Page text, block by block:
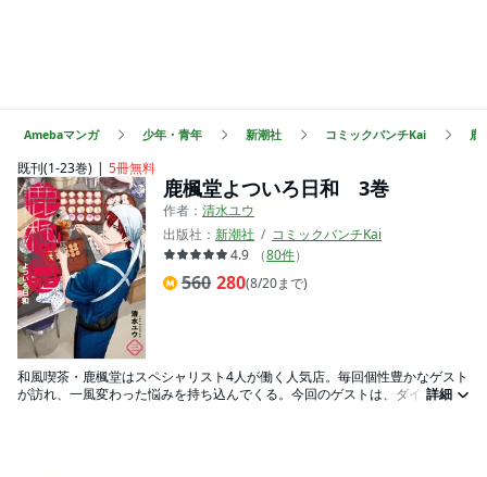
Amebaマンガ 少年・青年 新潮社 コミックバンチKai 鹿
既刊(1-23巻) 5冊無料
鹿楓堂よついろ日和 3巻
作者： 清水ユウ
出版社： 新潮社
コミックバンチKai
4.9
（80件）
560 280(8/20まで)
和風喫茶・鹿楓堂はスペシャリスト4人が働く人気店。毎回個性豊かなゲスト
が訪れ、一風変わった悩みを持ち込んでくる。今回のゲストは、ダイエット
詳細